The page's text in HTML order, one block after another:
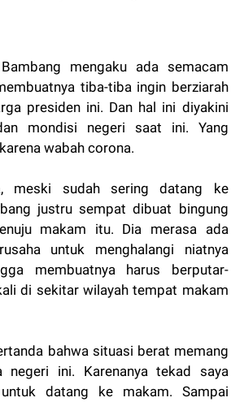
mengaku ada semacam
tiba-tiba ingin berziarah
presiden ini. Dan hal ini diyakini
mondisi negeri saat ini. Yang
wabah corona.
meski sudah sering datang ke
justru sempat dibuat bingung
makam itu. Dia merasa ada
untuk menghalangi niatnya
membuatnya harus berputar-
di sekitar wilayah tempat makam
bahwa situasi berat memang
negeri ini. Karenanya tekad saya
datang ke makam. Sampai